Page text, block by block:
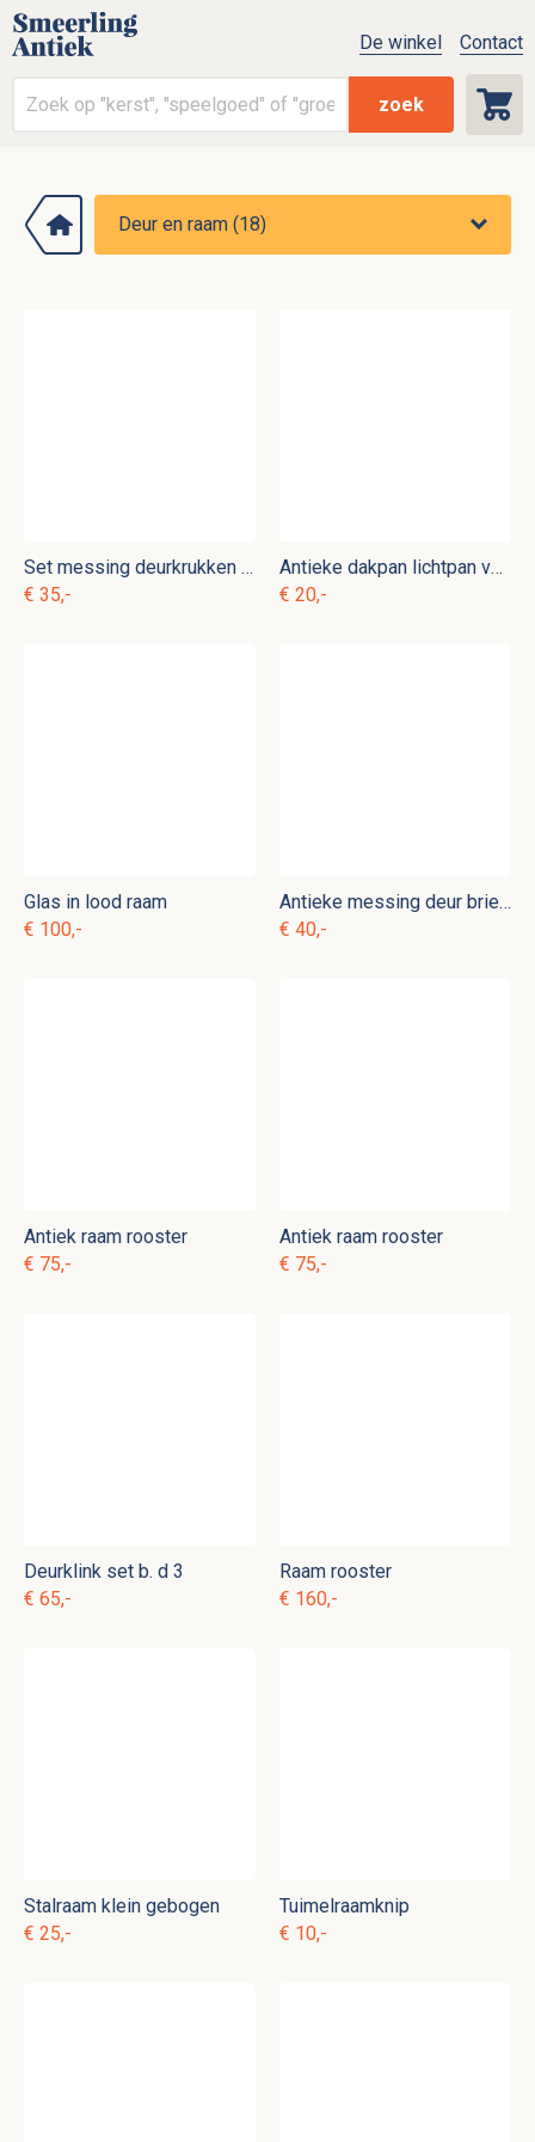
zoek
De winkel Contact
Set messing deurkrukken b. d 4
€ 35,-
Antieke dakpan lichtpan van glas
€ 20,-
Glas in lood raam
€ 100,-
Antieke messing deur brievenbus b. d 8
€ 40,-
Antiek raam rooster
€ 75,-
Antiek raam rooster
€ 75,-
Deurklink set b. d 3
€ 65,-
Raam rooster
€ 160,-
Stalraam klein gebogen
€ 25,-
Tuimelraamknip
€ 10,-